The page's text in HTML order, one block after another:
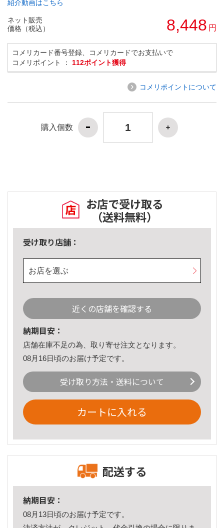
紹介動画はこちら
ネット販売
価格（税込）
8,448 円
コメリカード番号登録、コメリカードでお支払いで
コメリポイント ： 112ポイント獲得
コメリポイントについて
購入個数
お店で受け取る
（送料無料）
受け取り店舗：
お店を選ぶ
近くの店舗を確認する
納期目安：
店舗在庫不足の為、取り寄せ注文となります。
08月16日頃のお届け予定です。
受け取り方法・送料について
カートに入れる
配送する
納期目安：
08月13日頃のお届け予定です。